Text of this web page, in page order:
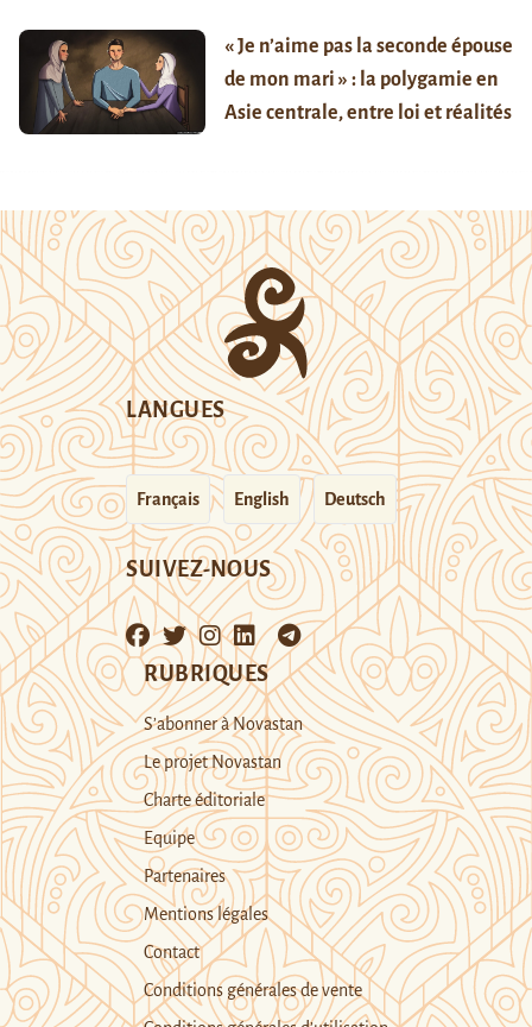
« Je n’aime pas la seconde épouse
de mon mari » : la polygamie en
Asie centrale, entre loi et réalités
LANGUES
Français English Deutsch
SUIVEZ-NOUS
RUBRIQUES
S’abonner à Novastan
Le projet Novastan
Charte éditoriale
Equipe
Partenaires
Mentions légales
Contact
Conditions générales de vente